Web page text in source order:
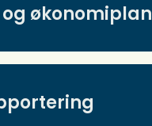
økonomiplan